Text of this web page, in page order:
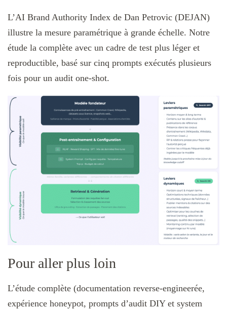
L’AI Brand Authority Index de Dan Petrovic (DEJAN)
illustre la mesure paramétrique à grande échelle. Notre
étude la complète avec un cadre de test plus léger et
reproductible, basé sur cinq prompts exécutés plusieurs
fois pour un audit one-shot.
Pour aller plus loin
L’étude complète (documentation reverse-engineerée,
expérience honeypot, prompts d’audit DIY et system